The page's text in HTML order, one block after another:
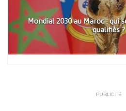
Mondial 2030 au Maroc : qui
qualifiés ?
PUBLICITÉ